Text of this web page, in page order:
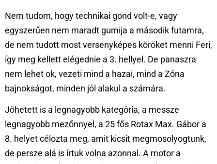
Nem tudom, hogy technikai gond volt-e, vagy
egyszerűen nem maradt gumija a második futamra,
de nem tudott most versenyképes köröket menni Feri,
így meg kellett elégednie a 3. hellyel. De panaszra
nem lehet ok, vezeti mind a hazai, mind a Zóna
bajnokságot, minden jól alakul a számára.
Jöhetett is a legnagyobb kategória, a messze
legnagyobb mezőnnyel, a 25 fős Rotax Max. Gábor a
8. helyet célozta meg, amit kicsit megmosolyogtunk,
de persze alá is írtuk volna azonnal. A motor a